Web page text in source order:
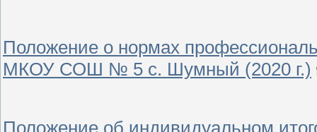
Положение о нормах
МКОУ СОШ № 5 с. Шумный (2020 г.)